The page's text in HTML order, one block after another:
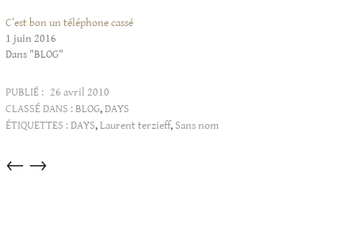
C’est bon un téléphone cassé
1 juin 2016
Dans "BLOG"
PUBLIÉ : 26 avril 2010
CLASSÉ DANS :BLOG,DAYS
ÉTIQUETTES :DAYS,Laurent terzieff, Sans nom
Articles
→
←